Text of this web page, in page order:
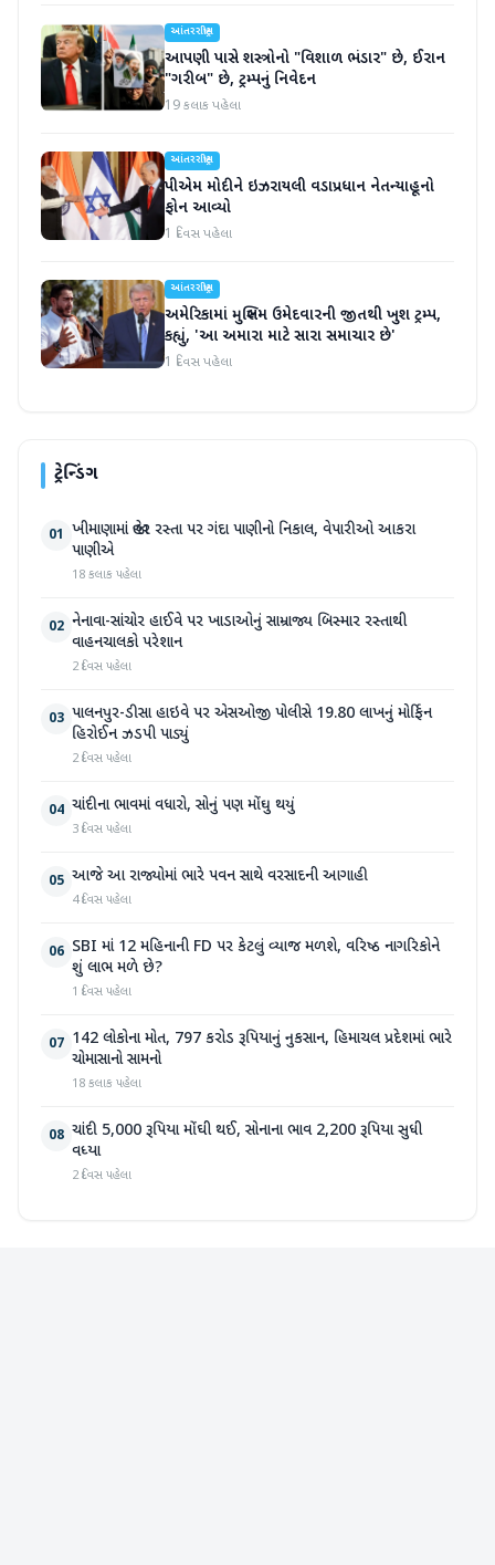
આંતરરાષ્ટ્રીય
આપણી પાસે શસ્ત્રોનો "વિશાળ ભંડાર" છે, ઈરાન
"ગરીબ" છે, ટ્રમ્પનું નિવેદન
19 કલાક પહેલા
આંતરરાષ્ટ્રીય
પીએમ મોદીને ઇઝરાયલી વડાપ્રધાન નેતન્યાહૂનો
ફોન આવ્યો
1 દિવસ પહેલા
આંતરરાષ્ટ્રીય
અમેરિકામાં મુસ્લિમ ઉમેદવારની જીતથી ખુશ ટ્રમ્પ,
કહ્યું, 'આ અમારા માટે સારા સમાચાર છે'
1 દિવસ પહેલા
ટ્રેન્ડિંગ
01 ખીમાણામાં જાહેર રસ્તા પર ગંદા પાણીનો નિકાલ, વેપારીઓ આકરા
પાણીએ
18 કલાક પહેલા
02 નેનાવા-સાંચોર હાઈવે પર ખાડાઓનું સામ્રાજ્ય બિસ્માર રસ્તાથી
વાહનચાલકો પરેશાન
2 દિવસ પહેલા
03 પાલનપુર-ડીસા હાઇવે પર એસઓજી પોલીસે 19.80 લાખનું મોર્ફિન
હિરોઈન ઝડપી પાડ્યું
2 દિવસ પહેલા
04 ચાંદીના ભાવમાં વધારો, સોનું પણ મોંઘુ થયું
3 દિવસ પહેલા
05 આજે આ રાજ્યોમાં ભારે પવન સાથે વરસાદની આગાહી
4 દિવસ પહેલા
06 SBI માં 12 મહિનાની FD પર કેટલું વ્યાજ મળશે, વરિષ્ઠ નાગરિકોને
શું લાભ મળે છે?
1 દિવસ પહેલા
07 142 લોકોના મોત, 797 કરોડ રૂપિયાનું નુકસાન, હિમાચલ પ્રદેશમાં ભારે
ચોમાસાનો સામનો
18 કલાક પહેલા
08 ચાંદી 5,000 રૂપિયા મોંઘી થઈ, સોનાના ભાવ 2,200 રૂપિયા સુધી
વધ્યા
2 દિવસ પહેલા